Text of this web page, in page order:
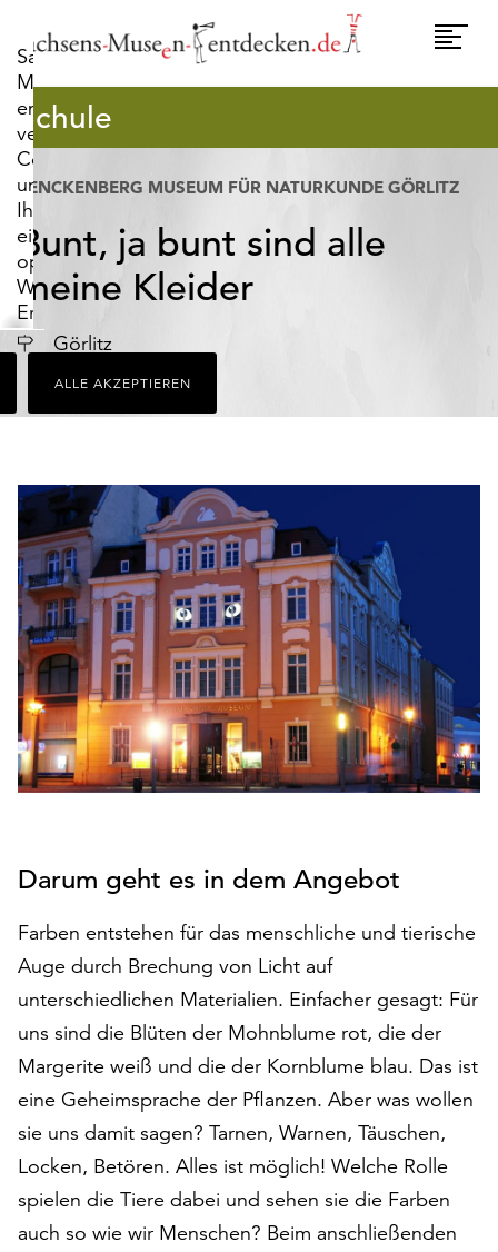
Sachsens-
Museen-
entdecken.de
verwendet
Cookies,
um
Ihnen
ein
optimales
Webseiten-
Erlebnis
zu
bieten.
Dazu
zählen
für
den
Betrieb
der
Seite
notwendig
sind
(funktionale
Cookies),
sowie
solche,
die
lediglich
Statistikzwecken
werden.
Klicken
Sie
„Alle
akzeptieren“,
um
alle
Cookies
zu
akzeptieren.
ALLE AKZEPTIEREN
Schule
SENCKENBERG MUSEUM FÜR NATURKUNDE GÖRLITZ
Bunt, ja bunt sind alle
meine Kleider
Ort Görlitz
Darum geht es in dem Angebot
Farben entstehen für das menschliche und tierische
Auge durch Brechung von Licht auf
unterschiedlichen Materialien. Einfacher gesagt: Für
uns sind die Blüten der Mohnblume rot, die der
Margerite weiß und die der Kornblume blau. Das ist
eine Geheimsprache der Pflanzen. Aber was wollen
sie uns damit sagen? Tarnen, Warnen, Täuschen,
Locken, Betören. Alles ist möglich! Welche Rolle
spielen die Tiere dabei und sehen sie die Farben
auch so wie wir Menschen? Beim anschließenden